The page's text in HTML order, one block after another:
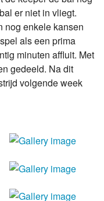
er niet in vliegt.
nog enkele kansen
als een prima
minuten affluit. Met
gedeeld. Na dit
volgende week